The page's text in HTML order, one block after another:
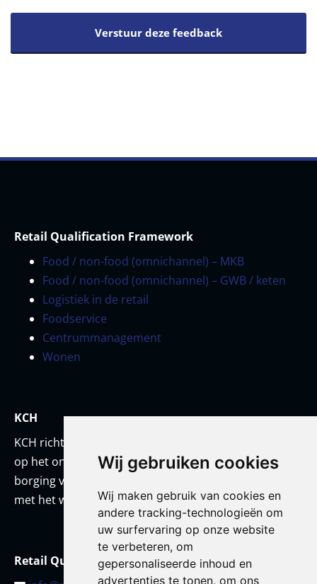
Wij gebruiken cookies
Wij maken gebruik van cookies en
andere tracking-technologieën om
uw surfervaring op onze website
te verbeteren, om
gepersonaliseerde inhoud en
advertenties te tonen, om ons
Retail Qualification Framework
Food / non-food (omnichannel) – MKB
Food / non-food (omnichannel) – GWB / keten
Logistiek in de retail
Foodservice
Centrummanagement
Wonen
KCH
KCH richt zich met een team van onderwijskundigen
op het ontwikkelen van prestatiestandaarden en
borging van kwaliteit. KCH werkt altijd in co-creatie
met het werkveld en/of met haar opdrachtgever.
Retail Qualification Framework